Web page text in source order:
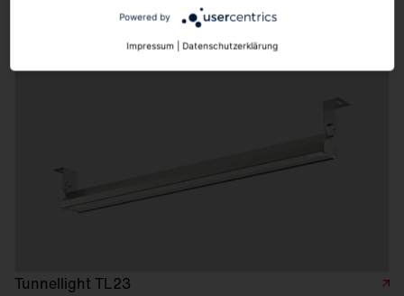
Tunnellight TL23
Powered by
Impressum Datenschutzerklärung